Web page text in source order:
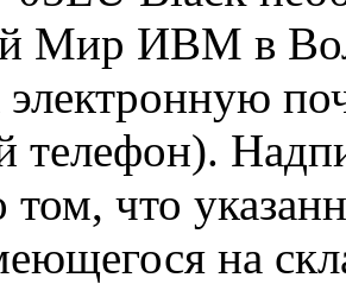
Мир ИВМ в
электронную
телефон).
том, что
на